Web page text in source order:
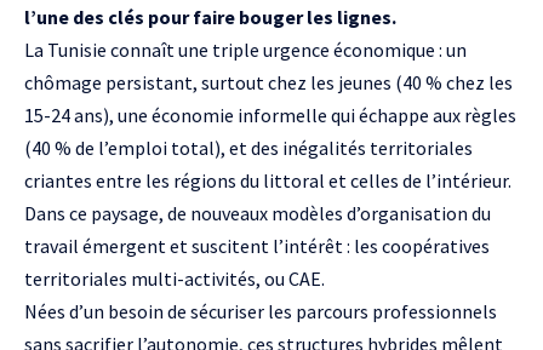
l’une des clés pour faire bouger les lignes.
La Tunisie connaît une triple urgence économique : un
chômage persistant, surtout chez les jeunes (40 % chez les
15-24 ans), une économie informelle qui échappe aux règles
(40 % de l’emploi total), et des inégalités territoriales
criantes entre les régions du littoral et celles de l’intérieur.
Dans ce paysage, de nouveaux modèles d’organisation du
travail émergent et suscitent l’intérêt : les coopératives
territoriales multi-activités, ou CAE.
Nées d’un besoin de sécuriser les parcours professionnels
sans sacrifier l’autonomie, ces structures hybrides mêlent